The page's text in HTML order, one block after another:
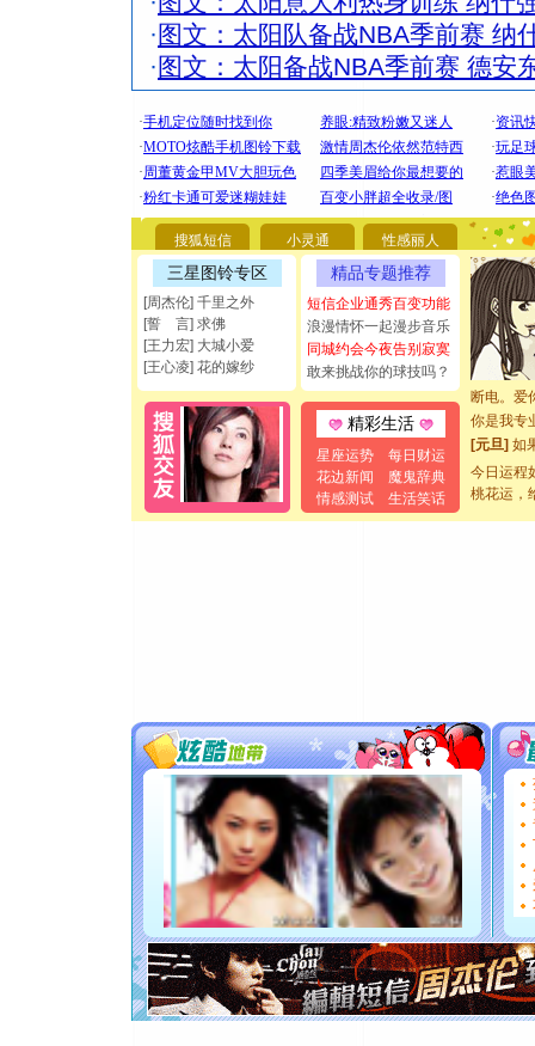
· 图文：太阳队备战NBA季前赛 纳
· 图文：太阳备战NBA季前赛 德安
搜狐短信 小灵通 性感丽人
三星图铃专区
[周杰伦] 千里之外
[誓 言] 求佛
[王力宏] 大城小爱
[王心凌] 花的嫁纱
精品专题推荐
短信企业通秀百变功能
浪漫情怀一起漫步音乐
同城约会今夜告别寂寞
敢来挑战你的球技吗？
精彩生活
星座运势
每日财运
花边新闻
魔鬼辞典
情感测试
生活笑话
[圣诞节]
你太多
要平安！
[圣诞节]
能正大光
都要快乐
[圣诞节]
如意,快
[元旦]看
断电。爱
你是我专
[元旦]
如
离。水
[元旦]当
[圣诞节]
你太多
要平安！
[圣诞节]
能正大
都要快乐
[圣诞节]
如意,快
[元旦]
看
断电。爱
你是我专
[元旦]如
起；二是
今日运程
桃花运，